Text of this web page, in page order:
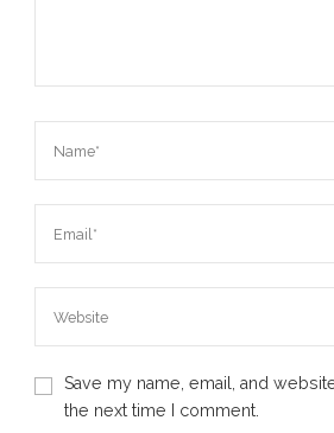
Save my name, email, and
the next time I comment.